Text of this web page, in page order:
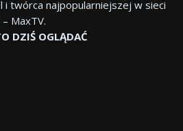
i twórca najpopularniejszej w sieci
MaxTV.
DZIŚ OGLĄDAĆ